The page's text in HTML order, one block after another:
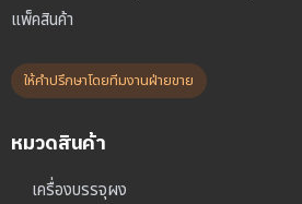
แพ็คสินค้า
ให้คำปรึกษาโดยทีมงานฝ่ายขาย
หมวดสินค้า
เครื่องบรรจุผง